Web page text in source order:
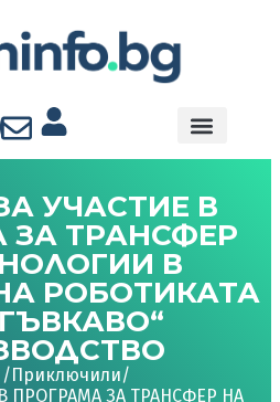
УЧАСТИЕ В
ЗА ТРАНСФЕР
В
РОБОТИКАТА
/ Приключили/
ПРОГРАМА ЗА ТРАНСФЕР НА